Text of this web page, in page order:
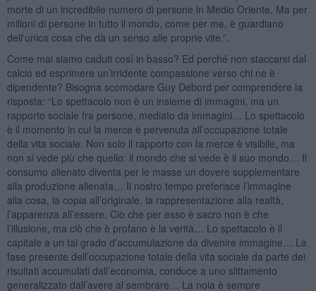
morte di un incredibile numero di persone in Medio Oriente. Ma per
milioni di persone in tutto il mondo, come per me, è guardiano
dell'unica cosa che dà un senso alle proprie vite.”.
Come mai siamo caduti così in basso? Ed perché non staccarsi dal
calcio ed esprimere un’irridente compassione verso chi ne è
dipendente? Bisogna scomodare Guy Debord per comprendere la
risposta: “Lo spettacolo non è un insieme di immagini, ma un
rapporto sociale fra persone, mediato da immagini… Lo spettacolo
è il momento in cui la merce è pervenuta all’occupazione totale
della vita sociale. Non solo il rapporto con la merce è visibile, ma
non si vede più che quello: il mondo che si vede è il suo mondo… Il
consumo alienato diventa per le masse un dovere supplementare
alla produzione alienata… Il nostro tempo preferisce l’immagine
alla cosa, la copia all’originale, la rappresentazione alla realtà,
l’apparenza all’essere. Ciò che per esso è sacro non è che
l’illusione, ma ciò che è profano è la verità… Lo spettacolo è il
capitale a un tal grado d’accumulazione da divenire immagine… La
fase presente dell’occupazione totale della vita sociale da parte dei
risultati accumulati dall’economia, conduce a uno slittamento
generalizzato dall’avere al sembrare… La noia è sempre